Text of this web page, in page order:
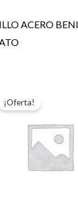
ACERO
¡Oferta!